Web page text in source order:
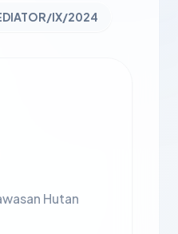
IX/2024
Hutan